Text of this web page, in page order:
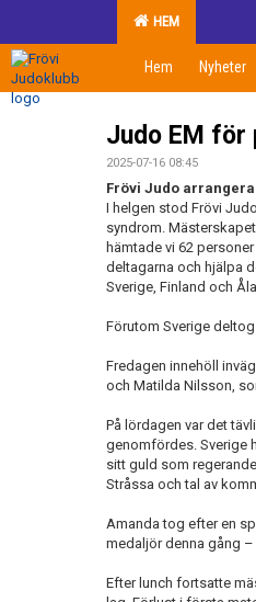
HEM
Hem Nyheter
Judo EM för
2025-07-16 08:45
Frövi Judo
I helgen stod Frövi
syndrom.
hämtade vi 62
deltagarna och hjälpa
Sverige, Finland och
Förutom Sverige
Fredagen innehöll
och Matilda Nilsson,
På lördagen var det
genomfördes. Sverige
sitt guld som
Stråssa och tal av
Amanda tog efter en
medaljör denna gång
Efter lunch fortsatte